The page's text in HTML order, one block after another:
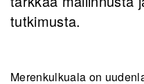
tutkimusta.
Merenkulkuala on